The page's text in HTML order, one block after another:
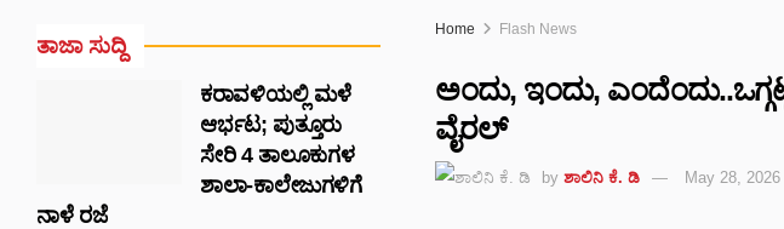
Home Flash News
ಅಂದು, ಇಂದು,
ವೈರಲ್‌
by ಶಾಲಿನಿ ಕೆ. ಡಿ May 28,
ತಾಜಾ ಸುದ್ದಿ
ಕರಾವಳಿಯಲ್ಲಿ ಮಳೆ
ಆರ್ಭಟ; ಪುತ್ತೂರು
ಸೇರಿ 4 ತಾಲೂಕುಗಳ
ಶಾಲಾ-ಕಾಲೇಜುಗಳಿಗೆ
ನಾಳೆ ರಜೆ